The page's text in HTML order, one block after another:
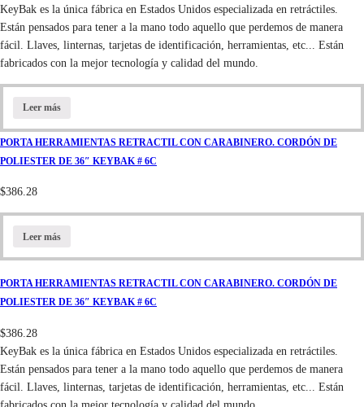
KeyBak es la única fábrica en Estados Unidos especializada en retráctiles.
Están pensados para tener a la mano todo aquello que perdemos de manera
fácil. Llaves, linternas, tarjetas de identificación, herramientas, etc... Están
fabricados con la mejor tecnología y calidad del mundo.
Leer más
PORTA HERRAMIENTAS RETRACTIL CON CARABINERO. CORDÓN DE
POLIESTER DE 36″ KEYBAK # 6C
$386.28
Leer más
PORTA HERRAMIENTAS RETRACTIL CON CARABINERO. CORDÓN DE
POLIESTER DE 36″ KEYBAK # 6C
$386.28
KeyBak es la única fábrica en Estados Unidos especializada en retráctiles.
Están pensados para tener a la mano todo aquello que perdemos de manera
fácil. Llaves, linternas, tarjetas de identificación, herramientas, etc... Están